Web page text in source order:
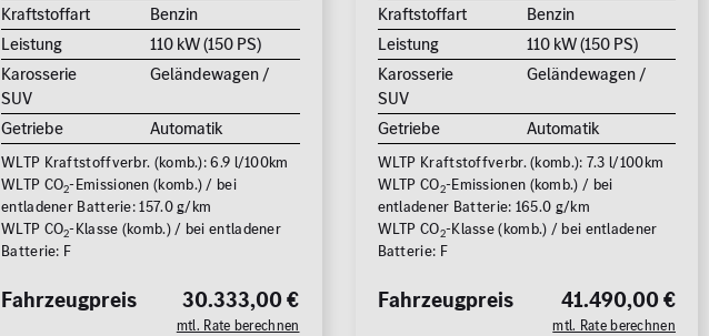
Kraftstoffart
Benzin
Leistung
110 kW (150 PS)
Karosserie
Geländewagen /
SUV
Getriebe
Automatik
WLTP Kraftstoffverbr. (komb.): 6.9 l/100km
WLTP CO2-Emissionen (komb.) / bei
entladener Batterie: 157.0 g/km
WLTP CO2-Klasse (komb.) / bei entladener
Batterie: F
30.333,00 €
mtl. Rate berechnen
Fahrzeugpreis
Kraftstoffart
Benzin
Leistung
110 kW (150 PS)
Karosserie
Geländewagen /
SUV
Getriebe
Automatik
WLTP Kraftstoffverbr. (komb.): 7.3 l/100km
WLTP CO2-Emissionen (komb.) / bei
entladener Batterie: 165.0 g/km
WLTP CO2-Klasse (komb.) / bei entladener
Batterie: F
41.490,00 €
mtl. Rate berechnen
Fahrzeugpreis